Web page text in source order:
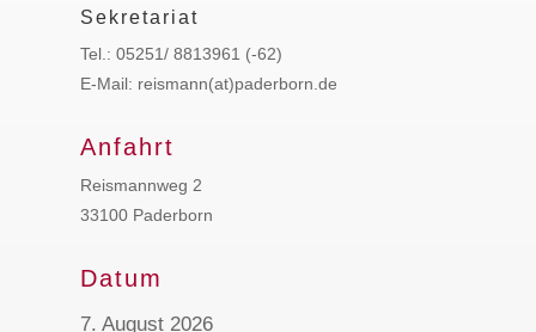
Sekretariat
Tel.: 05251/ 8813961 (-62)
E-Mail: reismann(at)paderborn.de
Anfahrt
Reismannweg 2
33100 Paderborn
Datum
7. August 2026